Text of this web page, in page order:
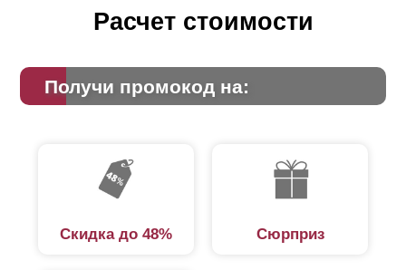
Расчет стоимости
Получи промокод на:
Скидка до 48% Сюрприз